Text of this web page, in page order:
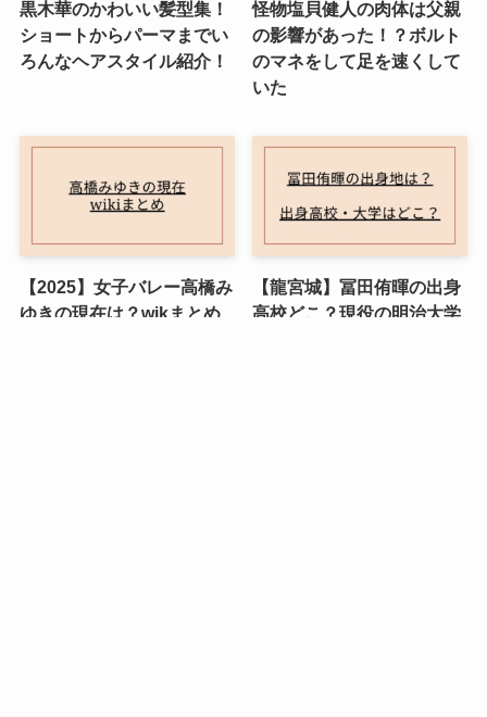
黒木華のかわいい髪型集！
ショートからパーマまでい
ろんなヘアスタイル紹介！
怪物塩貝健人の肉体は父親
の影響があった！？ボルト
のマネをして足を速くして
いた
【2025】女子バレー高橋み
ゆきの現在は？wikまとめ
【龍宮城】冨田侑暉の出身
高校どこ？現役の明治大学